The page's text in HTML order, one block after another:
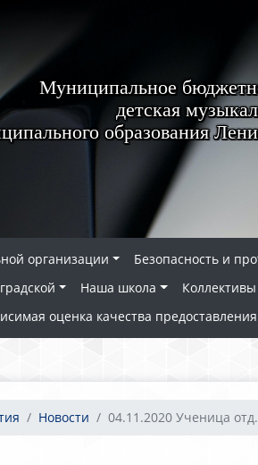
Муниципальное
детская
образования
организации Безопасность и
Наша школа
оценка качества предоставления
Новости 04.11.2020 Ученица